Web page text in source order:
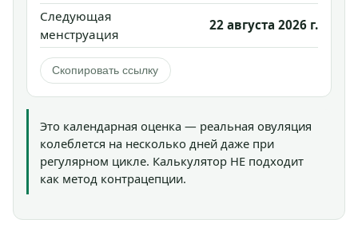
Следующая
менструация
22 августа 2026 г.
Скопировать ссылку
Это календарная оценка — реальная овуляция
колеблется на несколько дней даже при
регулярном цикле. Калькулятор НЕ подходит
как метод контрацепции.